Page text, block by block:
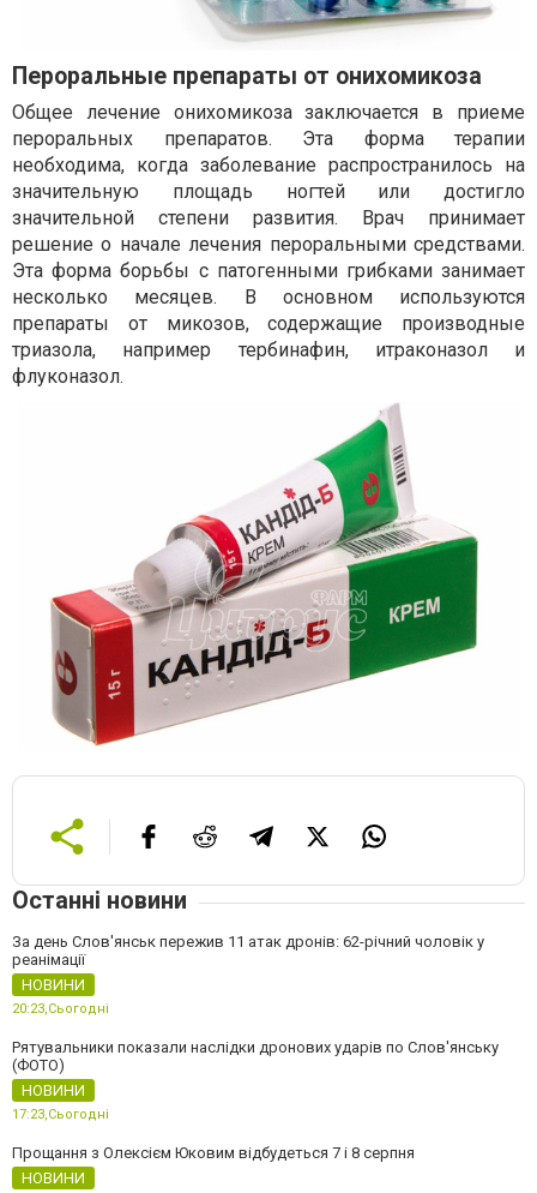
Пероральные препараты от онихомикоза
Общее лечение онихомикоза заключается в приеме
пероральных препаратов. Эта форма терапии
необходима, когда заболевание распространилось на
значительную площадь ногтей или достигло
значительной степени развития. Врач принимает
решение о начале лечения пероральными средствами.
Эта форма борьбы с патогенными грибками занимает
несколько месяцев. В основном используются
препараты от микозов, содержащие производные
триазола, например тербинафин, итраконазол и
флуконазол.
Останні новини
За день Слов'янськ пережив 11 атак дронів: 62-річний чоловік у
реанімації
НОВИНИ
20:23,Сьогодні
Рятувальники показали наслідки дронових ударів по Слов'янську
(ФОТО)
НОВИНИ
17:23,Сьогодні
Прощання з Олексієм Юковим відбудеться 7 і 8 серпня
НОВИНИ